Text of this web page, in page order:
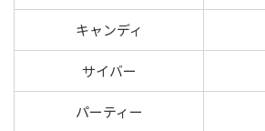
キャンディ
サイバー
パーティー